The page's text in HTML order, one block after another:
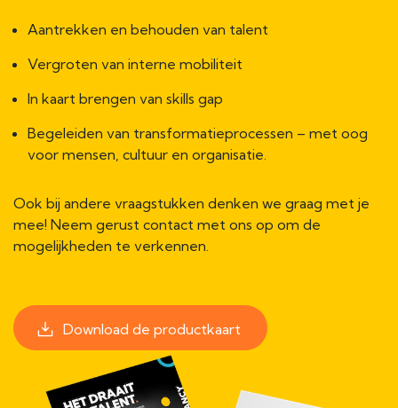
Aantrekken en behouden van talent
Vergroten van interne mobiliteit
In kaart brengen van skills gap
Begeleiden van transformatieprocessen – met oog
voor mensen, cultuur en organisatie.
Ook bij andere vraagstukken denken we graag met je
mee! Neem gerust contact met ons op om de
mogelijkheden te verkennen.
Download de productkaart